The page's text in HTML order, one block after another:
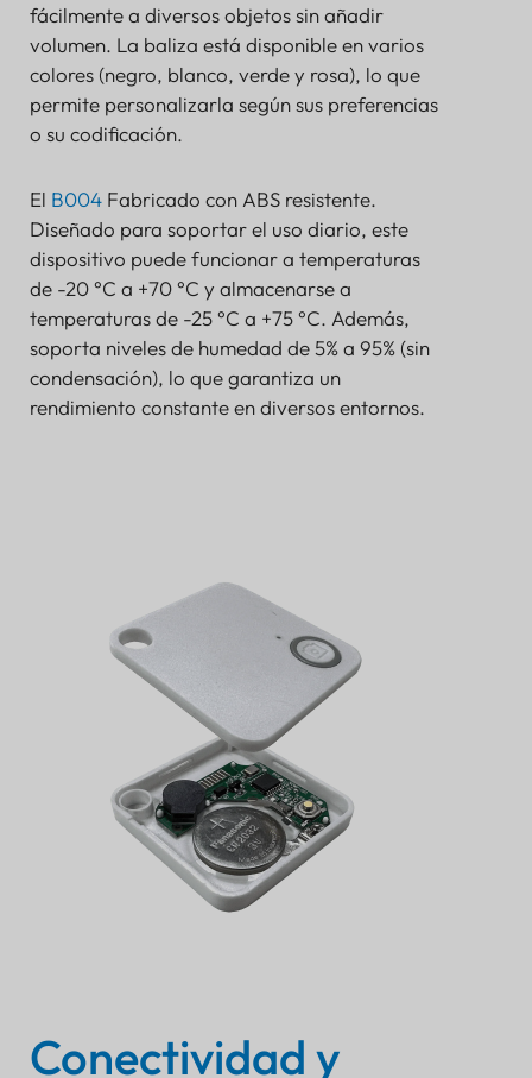
fácilmente a diversos objetos sin añadir
volumen. La baliza está disponible en varios
colores (negro, blanco, verde y rosa), lo que
permite personalizarla según sus preferencias
o su codificación.
El B004 Fabricado con ABS resistente.
Diseñado para soportar el uso diario, este
dispositivo puede funcionar a temperaturas
de -20 °C a +70 °C y almacenarse a
temperaturas de -25 °C a +75 °C. Además,
soporta niveles de humedad de 5% a 95% (sin
condensación), lo que garantiza un
rendimiento constante en diversos entornos.
Conectividad y